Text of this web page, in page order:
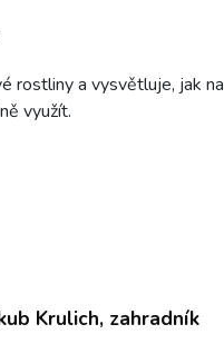
rostliny a vysvětluje, jak na
využít.
Krulich, zahradník